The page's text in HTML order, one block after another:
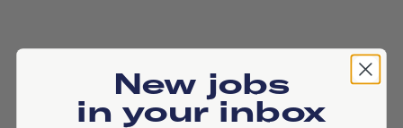
New jobs
in your inbox